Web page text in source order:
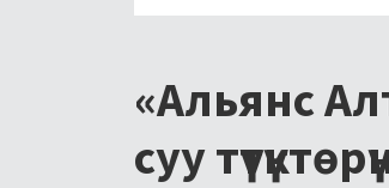
«Альянс
суу